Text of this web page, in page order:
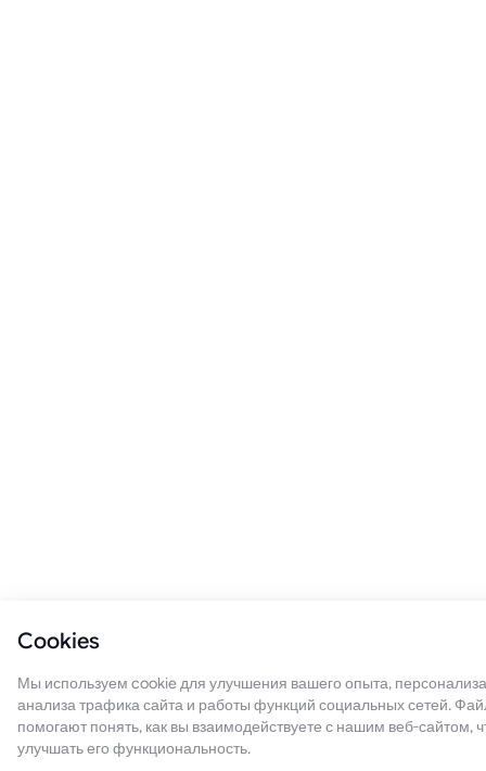
Cookies
Мы используем cookie для улучшения вашего опыта,
анализа трафика сайта и работы функций социальных сетей.
помогают понять, как вы взаимодействуете с нашим веб-сайтом,
улучшать его функциональность.